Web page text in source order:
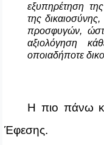
εξυπηρέτηση
της
προσφυγών,
αξιολόγηση
οποιαδήποτε
Η πιο πάνω
Έφεσης.